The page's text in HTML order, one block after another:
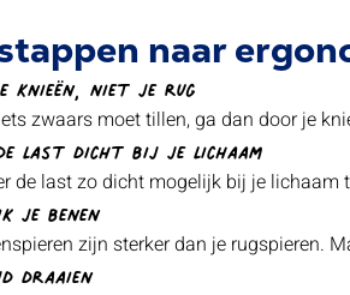
naar
knieën, niet je rug
zwaars moet tillen, ga dan door je
last dicht bij je lichaam
de last zo dicht mogelijk bij je lichaam
je benen
zijn sterker dan je rugspieren.
draaien